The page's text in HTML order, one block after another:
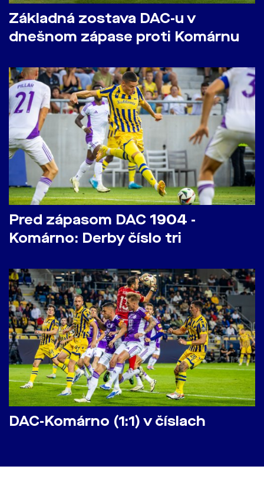
Základná zostava DAC-u v
dnešnom zápase proti Komárnu
Pred zápasom DAC 1904 -
Komárno: Derby číslo tri
DAC-Komárno (1:1) v číslach